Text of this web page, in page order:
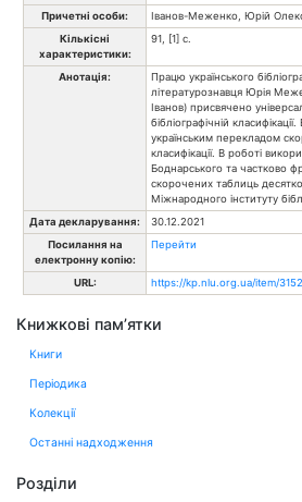
Причетні особи:
Іванов-Меженко, Юрій
Кількісні
характеристики:
91, [1] с.
Анотація:
Працю українського
літературознавця Юрія
Іванов) присвячено
бібліографічній
українським перекладом
класифікації. В роботі
Боднарського та частково
скорочених таблиць
Міжнародного інституту
Дата декларування:
30.12.2021
Посилання на
електронну копію:
Перейти
URL: https://kp.nlu.org.ua/item/3152
Книжкові пам’ятки
Книги
Періодика
Колекції
Останні надходження
Розділи